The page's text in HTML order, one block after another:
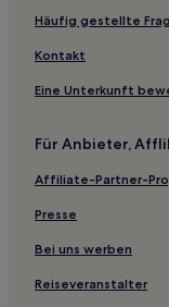
First Street: Hotels
Burnage Hotels
Trafford: Hotels
Hotels nahe
Hotels nahe
Hotels nahe
Piccadilly: Hotels
Hotels nahe
Häufig gestellte
Kontakt
Eine Unterkunft
Für Anbieter,
Affiliate-Partner-
Presse
Bei uns werben
Reiseveranstalter